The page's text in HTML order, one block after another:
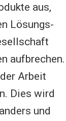
aus,
Lösungs-
aufbrechen.
Arbeit
Dies wird
und